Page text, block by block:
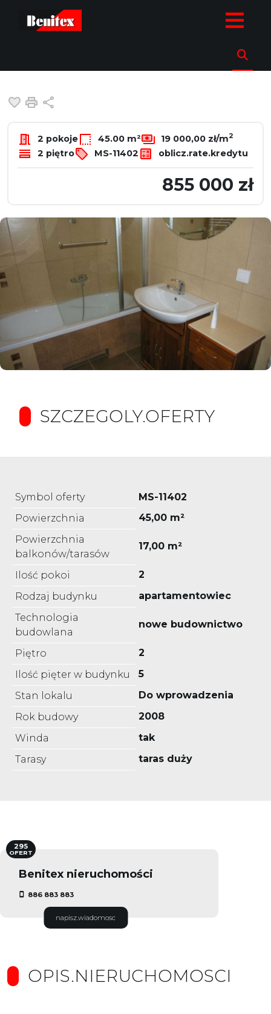
strona.glowna Oferty Warszawa
Dodaj do ulubionych
Drukuj
2 pokoje 45.00 m² 19 000,00 zł/m2
2 piętro MS-11402 oblicz.rate.kredytu
855 000 zł
SZCZEGOLY.OFERTY
Symbol oferty
MS-11402
Powierzchnia
45,00 m²
Powierzchnia
balkonów/tarasów
17,00 m²
Ilość pokoi
2
Rodzaj budynku
apartamentowiec
Technologia
budowlana
nowe budownictwo
Piętro
2
Ilość pięter w budynku
5
Stan lokalu
Do wprowadzenia
Rok budowy
2008
Winda
tak
Tarasy
taras duży
Benitex nieruchomości
886 883 883
napisz.wiadomosc
295
OFERT
OPIS.NIERUCHOMOSCI